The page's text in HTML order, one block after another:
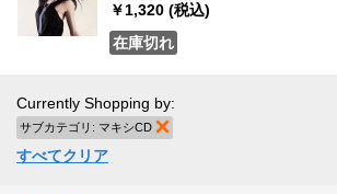
￥1,320 (税込)
在庫切れ
Currently Shopping by:
サブカテゴリ: マキシCD
すべてクリア